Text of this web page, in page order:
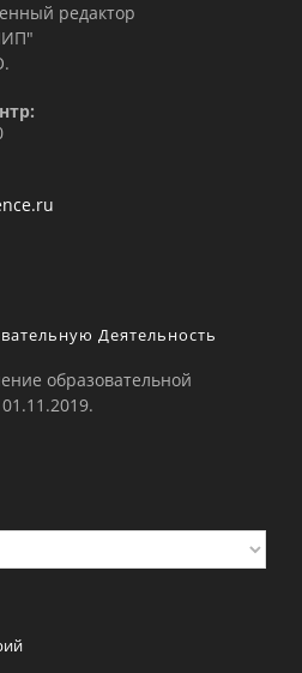
редактор
Деятельность
образовательной